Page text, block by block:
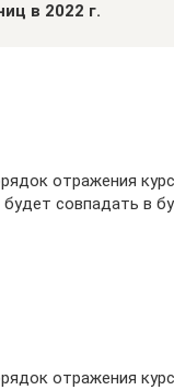
в 2022 г.
отражения
совпадать в
отражения